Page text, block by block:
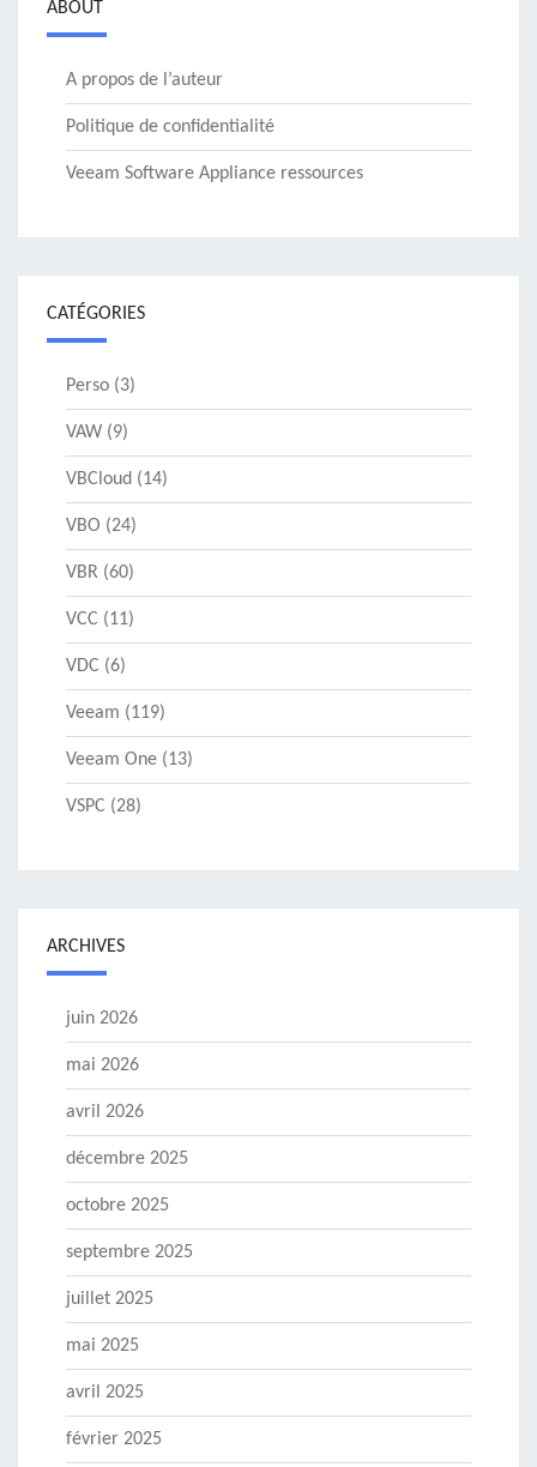
ABOUT
A propos de l’auteur
Politique de confidentialité
Veeam Software Appliance ressources
CATÉGORIES
Perso (3)
VAW (9)
VBCloud (14)
VBO (24)
VBR (60)
VCC (11)
VDC (6)
Veeam (119)
Veeam One (13)
VSPC (28)
ARCHIVES
juin 2026
mai 2026
avril 2026
décembre 2025
octobre 2025
septembre 2025
juillet 2025
mai 2025
avril 2025
février 2025